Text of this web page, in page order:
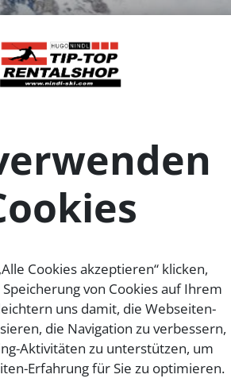
Cookies akzeptieren“ klicken,
von Cookies auf Ihrem
uns damit, die Webseiten-
die Navigation zu verbessern,
Aktivitäten zu unterstützen, um
Erfahrung für Sie zu optimieren.